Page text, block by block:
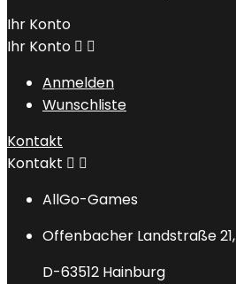
Ihr Konto
Ihr Konto  
Anmelden
Wunschliste
Kontakt
Kontakt  
AllGo-Games
Offenbacher Landstraße 21,
D-63512 Hainburg